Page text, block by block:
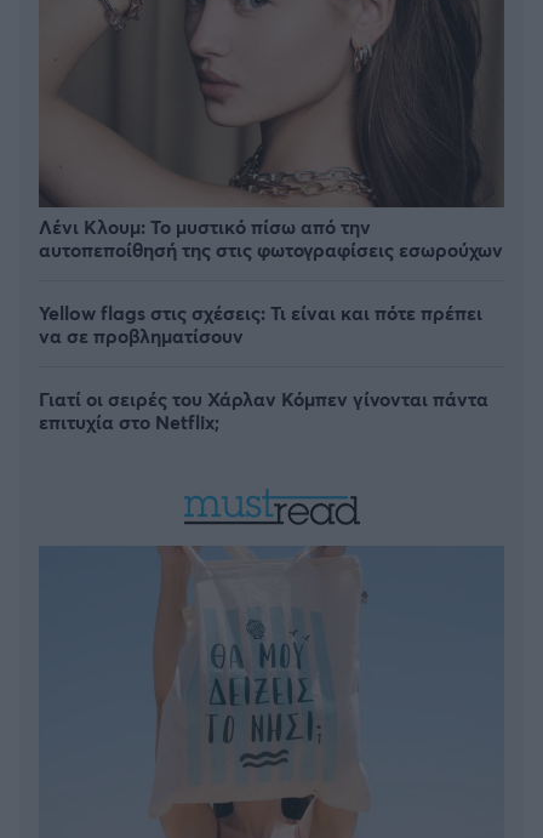
Λένι Κλουμ: Το μυστικό πίσω από την
αυτοπεποίθησή της στις φωτογραφίσεις εσωρούχων
Yellow flags στις σχέσεις: Τι είναι και πότε πρέπει
να σε προβληματίσουν
Γιατί οι σειρές του Χάρλαν Κόμπεν γίνονται πάντα
επιτυχία στο Netflix;